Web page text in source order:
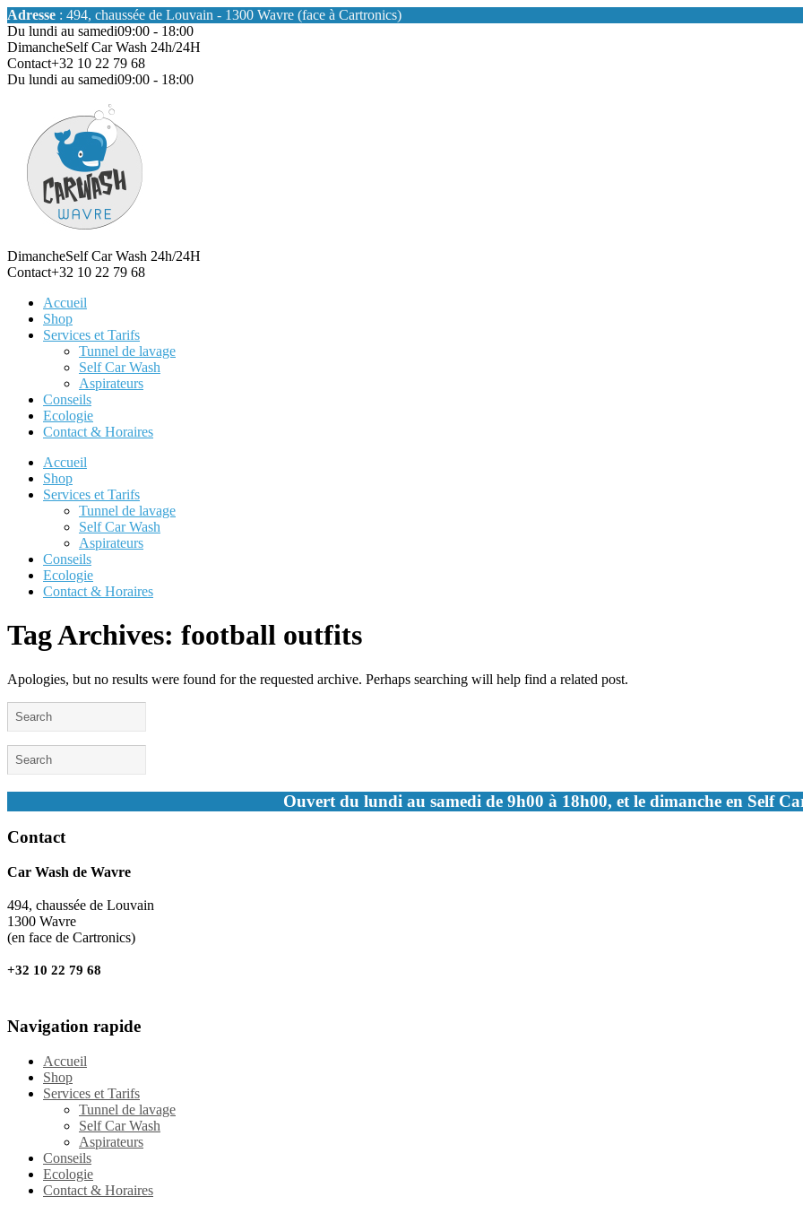
Adresse : 494, chaussée de Louvain - 1300 Wavre (face à Cartronics)
Du lundi au samedi09:00 - 18:00
DimancheSelf Car Wash 24h/24H
Contact+32 10 22 79 68
Du lundi au samedi09:00 - 18:00
DimancheSelf Car Wash 24h/24H
Contact+32 10 22 79 68
Accueil
Shop
Services et Tarifs
Tunnel de lavage
Self Car Wash
Aspirateurs
Conseils
Ecologie
Contact & Horaires
Accueil
Shop
Services et Tarifs
Tunnel de lavage
Self Car Wash
Aspirateurs
Conseils
Ecologie
Contact & Horaires
Tag Archives: football outfits
Apologies, but no results were found for the requested archive. Perhaps searching will help find a related post.
Ouvert du lundi au samedi de 9h00 à 18h00, et le dimanche en Self
Contact
Car Wash de Wavre
494, chaussée de Louvain
1300 Wavre
(en face de Cartronics)
+32 10 22 79 68
Navigation rapide
Accueil
Shop
Services et Tarifs
Tunnel de lavage
Self Car Wash
Aspirateurs
Conseils
Ecologie
Contact & Horaires